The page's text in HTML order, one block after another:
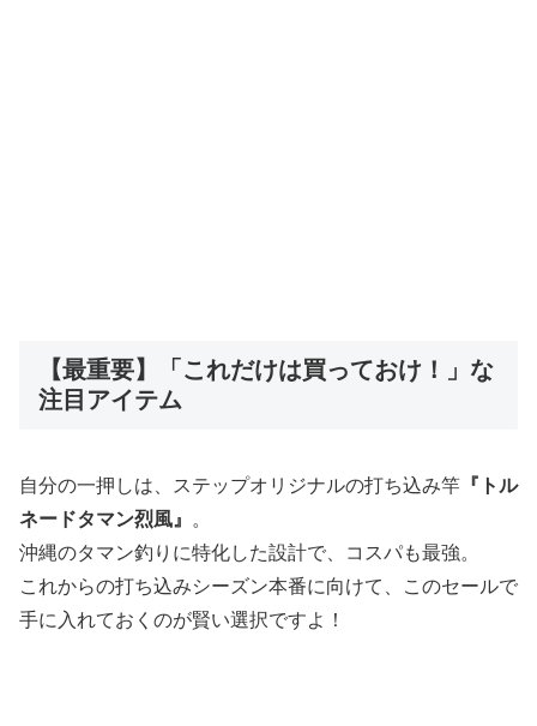
【最重要】「これだけは買っておけ！」な
注目アイテム
自分の一押しは、ステップオリジナルの打ち込み竿 『トル
ネードタマン烈風』
。
沖縄のタマン釣りに特化した設計で、コスパも最強。
これからの打ち込みシーズン本番に向けて、このセールで
手に入れておくのが賢い選択ですよ！